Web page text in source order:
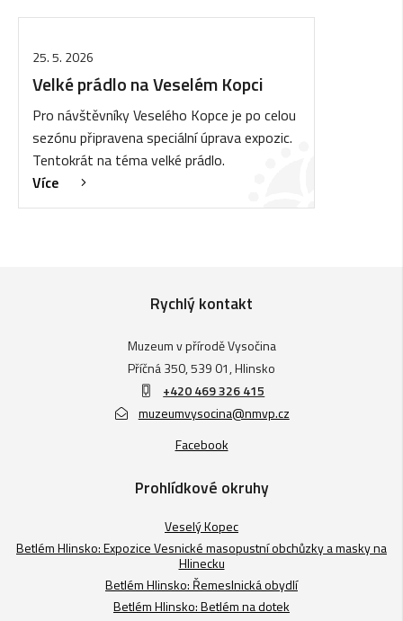
25. 5. 2026
Velké prádlo na Veselém Kopci
Pro návštěvníky Veselého Kopce je po celou
sezónu připravena speciální úprava expozic.
Tentokrát na téma velké prádlo.
Více
Rychlý kontakt
Muzeum v přírodě Vysočina
Příčná 350, 539 01, Hlinsko
+420 469 326 415
muzeumvysocina@nmvp.cz
Facebook
Prohlídkové okruhy
Veselý Kopec
Betlém Hlinsko: Expozice Vesnické masopustní obchůzky a masky na
Hlinecku
Betlém Hlinsko: Řemeslnická obydlí
Betlém Hlinsko: Betlém na dotek